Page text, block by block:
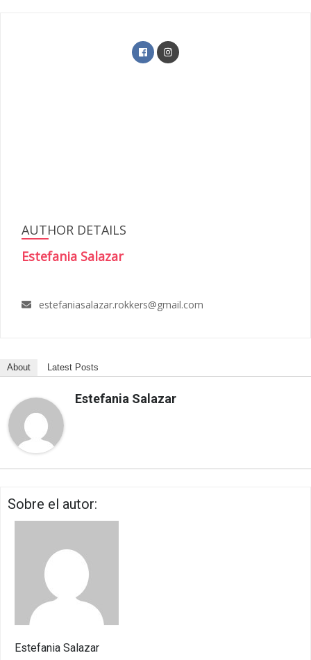
AUTHOR DETAILS
Estefania Salazar
estefaniasalazar.rokkers@gmail.com
About Latest Posts
Estefania Salazar
Sobre el autor:
Estefania Salazar